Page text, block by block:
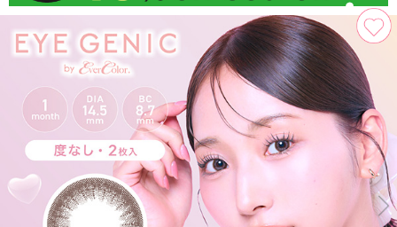
i
o
n